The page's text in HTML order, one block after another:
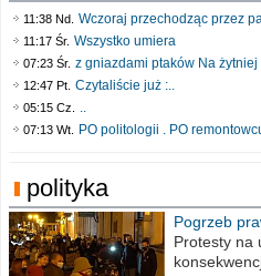
11:38 Nd. Wczoraj przechodząc przez
11:17 Śr. Wszystko umiera
07:23 Śr. z gniazdami ptaków Na żytniej
12:47 Pt. Czytaliście już :..
05:15 Cz. ..
07:13 Wt. PO politologii . PO
polityka
Pogrzeb
poselskim
Protesty na